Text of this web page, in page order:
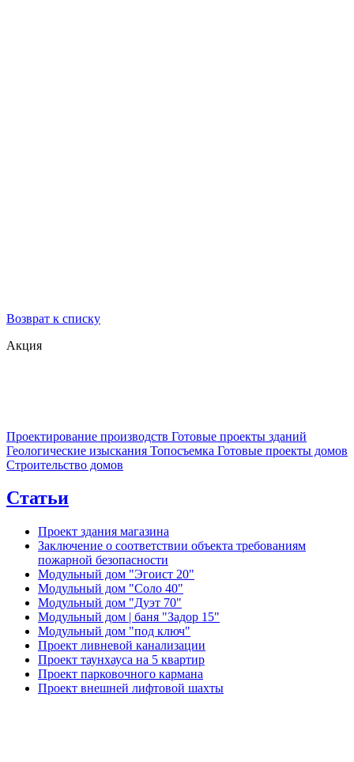
Возврат к списку
Акция
Проектирование производств Готовые проекты зданий
Геологические изыскания Топосъемка Готовые проекты домов
Строительство домов
Статьи
Проект здания магазина
Заключение о соответствии объекта требованиям
пожарной безопасности
Модульный дом "Эгоист 20"
Модульный дом "Соло 40"
Модульный дом "Дуэт 70"
Модульный дом | баня "Задор 15"
Модульный дом "под ключ"
Проект ливневой канализации
Проект таунхауса на 5 квартир
Проект парковочного кармана
Проект внешней лифтовой шахты